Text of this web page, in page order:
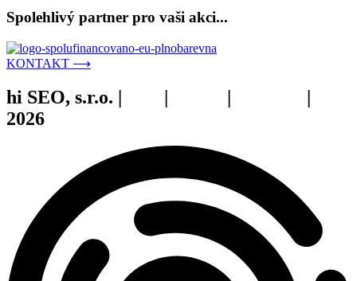
Spolehlivý partner pro vaši akci...
KONTAKT ⟶
hi SEO, s.r.o. | | |
|
2026